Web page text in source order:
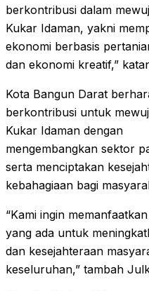
berkontribusi dalam
Kukar Idaman, yakni
ekonomi berbasis
dan ekonomi kreatif,”
Kota Bangun Darat
berkontribusi untuk
Kukar Idaman dengan
mengembangkan sektor
serta menciptakan
kebahagiaan bagi
“Kami ingin
yang ada untuk
dan kesejahteraan
keseluruhan,” tambah